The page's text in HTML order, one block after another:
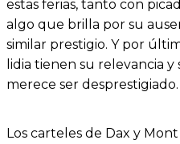
estas ferias, tanto con
algo que brilla por su
similar prestigio. Y por
lidia tienen su relevancia
merece ser desprestigiado.
Los carteles de Dax y